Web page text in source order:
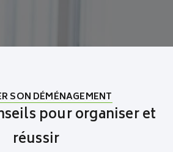
SON DÉMÉNAGEMENT
pour organiser et
réussir